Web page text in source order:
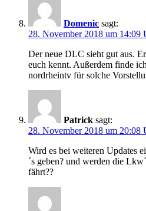
Domenic sagt:
28. November 2018 um 14:09
Der neue DLC sieht gut aus.
euch kennt. Außerdem finde
nordrheintv für solche
Patrick sagt:
28. November 2018 um 20:08
Wird es bei weiteren Updates
´s geben? und werden die
fährt??